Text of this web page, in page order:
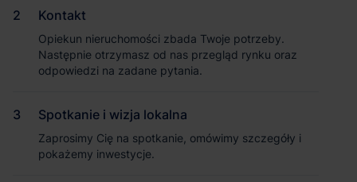
Magazyn Accolade Funds Park Lublin I
Kontakt
Opiekun nieruchomości zbada Twoje potrzeby.
Następnie otrzymasz od nas przegląd rynku oraz
odpowiedzi na zadane pytania.
Spotkanie i wizja lokalna
Zaprosimy Cię na spotkanie, omówimy szczegóły i
pokażemy inwestycje.
Nazwa firmy
Email służbowy
Kontakt
Opiekun nieruchomości zbada Twoje potrzeby.
Następnie otrzymasz od nas przegląd rynku oraz
odpowiedzi na zadane pytania.
Spotkanie i wizja lokalna
Zaprosimy Cię na spotkanie, omówimy szczegóły i
pokażemy inwestycje.